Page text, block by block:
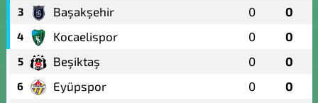
3 Başakşehir 0 0
4 Kocaelispor 0 0
5 Beşiktaş 0 0
6 Eyüpspor 0 0